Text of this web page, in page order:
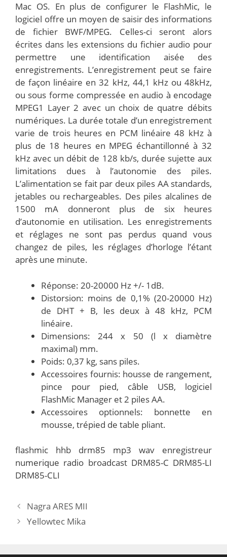
Mac OS. En plus de configurer le FlashMic, le
logiciel offre un moyen de saisir des informations
de fichier BWF/MPEG. Celles-ci seront alors
écrites dans les extensions du fichier audio pour
permettre une identification aisée des
enregistrements. L’enregistrement peut se faire
de façon linéaire en 32 kHz, 44,1 kHz ou 48kHz,
ou sous forme compressée en audio à encodage
MPEG1 Layer 2 avec un choix de quatre débits
numériques. La durée totale d’un enregistrement
varie de trois heures en PCM linéaire 48 kHz à
plus de 18 heures en MPEG échantillonné à 32
kHz avec un débit de 128 kb/s, durée sujette aux
limitations dues à l’autonomie des piles.
L’alimentation se fait par deux piles AA standards,
jetables ou rechargeables. Des piles alcalines de
1500 mA donneront plus de six heures
d’autonomie en utilisation. Les enregistrements
et réglages ne sont pas perdus quand vous
changez de piles, les réglages d’horloge l’étant
après une minute.
Réponse: 20-20000 Hz +/- 1dB.
Distorsion: moins de 0,1% (20-20000 Hz)
de DHT + B, les deux à 48 kHz, PCM
linéaire.
Dimensions: 244 x 50 (l x diamètre
maximal) mm.
Poids: 0,37 kg, sans piles.
Accessoires fournis: housse de rangement,
pince pour pied, câble USB, logiciel
FlashMic Manager et 2 piles AA.
Accessoires optionnels: bonnette en
mousse, trépied de table pliant.
flashmic hhb drm85 mp3 wav enregistreur
numerique radio broadcast DRM85-C DRM85-LI
DRM85-CLI
Nagra ARES MII
Yellowtec Mika